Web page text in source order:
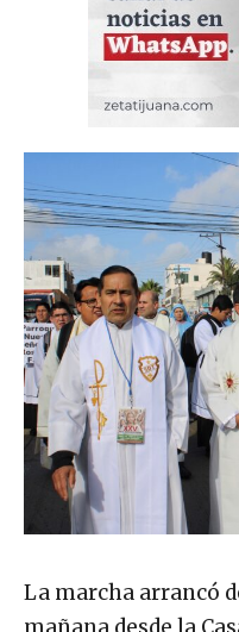
La marcha arrancó